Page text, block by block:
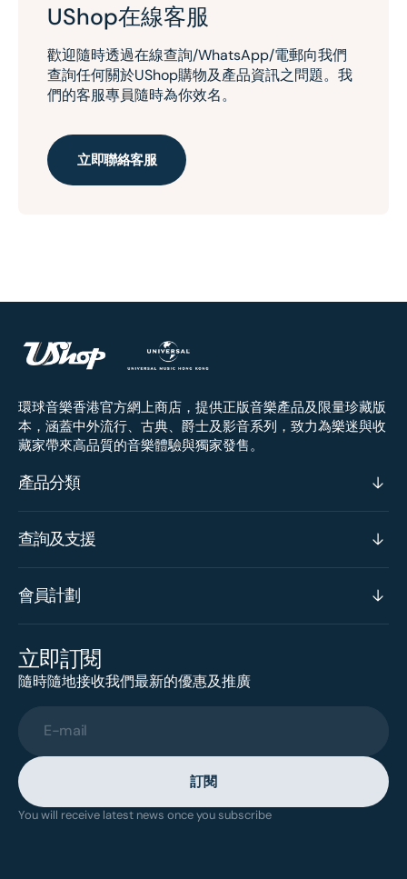
UShop在線客服
歡迎隨時透過在線查詢/WhatsApp/電郵向我們
查詢任何關於UShop購物及產品資訊之問題。我
們的客服專員隨時為你效名。
立即聯絡客服
環球音樂香港官方網上商店，提供正版音樂產品及限量珍藏版
本，涵蓋中外流行、古典、爵士及影音系列，致力為樂迷與收
藏家帶來高品質的音樂體驗與獨家發售。
產品分類
查詢及支援
會員計劃
立即訂閱
隨時隨地接收我們最新的優惠及推廣
E-mail
訂閱
You will receive latest news once you subscribe